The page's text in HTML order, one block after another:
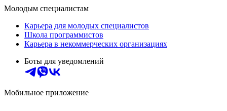
Молодым специалистам
Карьера для молодых специалистов
Школа программистов
Карьера в некоммерческих организациях
Боты для уведомлений
Мобильное приложение